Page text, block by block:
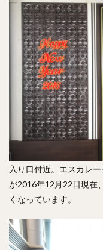
入り口付近。エスカレ
が2016年12月22日現在
くなっています。